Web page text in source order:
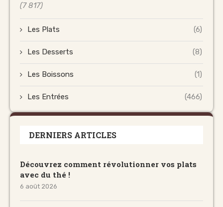
(7 817)
Les Plats (6)
Les Desserts (8)
Les Boissons (1)
Les Entrées (466)
DERNIERS ARTICLES
Découvrez comment révolutionner vos plats
avec du thé !
6 août 2026